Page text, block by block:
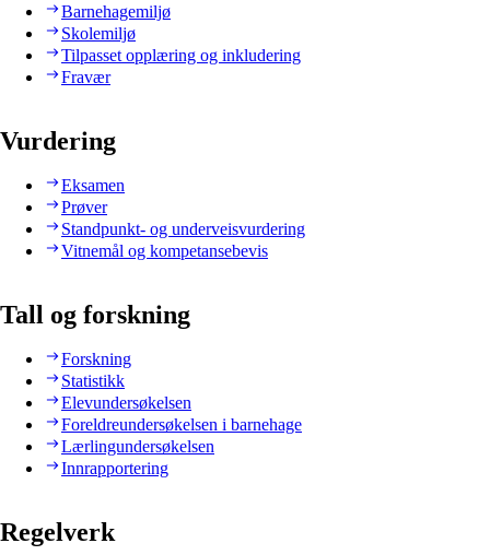
Barnehagemiljø
Skolemiljø
Tilpasset opplæring og inkludering
Fravær
Vurdering
Eksamen
Prøver
Standpunkt- og underveisvurdering
Vitnemål og kompetansebevis
Tall og forskning
Forskning
Statistikk
Elevundersøkelsen
Foreldreundersøkelsen i barnehage
Lærlingundersøkelsen
Innrapportering
Regelverk